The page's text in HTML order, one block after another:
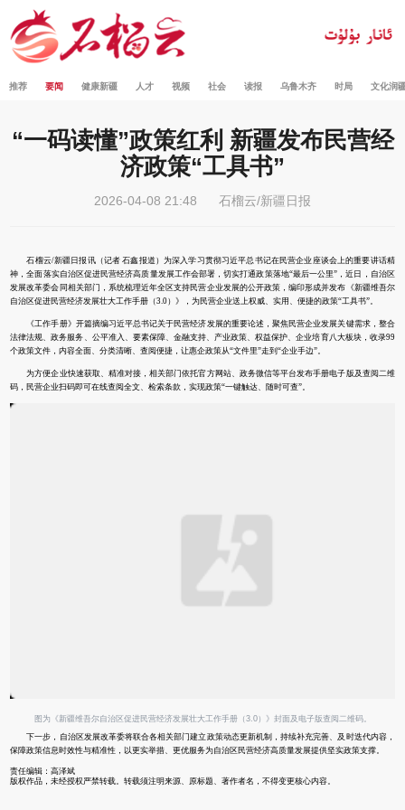
推荐 要闻 健康新疆 人才 视频 社会 读报 乌鲁木齐 时局 文化润
“一码读懂”政策红利 新疆发布民营经
济政策“工具书”
2026-04-08 21:48 石榴云/新疆日报
石榴云/新疆日报讯（记者 石鑫报道）为深入学习贯彻习近平总书记在民营企业座谈会上的重要讲话精
神，全面落实自治区促进民营经济高质量发展工作会部署，切实打通政策落地“最后一公里”，近日，自治区
发展改革委会同相关部门，系统梳理近年全区支持民营企业发展的公开政策，编印形成并发布《新疆维吾尔
自治区促进民营经济发展壮大工作手册（3.0）》，为民营企业送上权威、实用、便捷的政策“工具书”。
《工作手册》开篇摘编习近平总书记关于民营经济发展的重要论述，聚焦民营企业发展关键需求，整合
法律法规、政务服务、公平准入、要素保障、金融支持、产业政策、权益保护、企业培育八大板块，收录99
个政策文件，内容全面、分类清晰、查阅便捷，让惠企政策从“文件里”走到“企业手边”。
为方便企业快速获取、精准对接，相关部门依托官方网站、政务微信等平台发布手册电子版及查阅二维
码，民营企业扫码即可在线查阅全文、检索条款，实现政策“一键触达、随时可查”。
图为《新疆维吾尔自治区促进民营经济发展壮大工作手册（3.0）》封面及电子版查阅二维码。
下一步，自治区发展改革委将联合各相关部门建立政策动态更新机制，持续补充完善、及时迭代内容，
保障政策信息时效性与精准性，以更实举措、更优服务为自治区民营经济高质量发展提供坚实政策支撑。
责任编辑：高泽斌
版权作品，未经授权严禁转载。转载须注明来源、原标题、著作者名，不得变更核心内容。